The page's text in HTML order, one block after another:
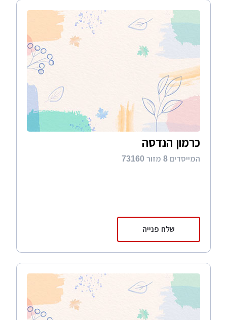
כרמון הנדסה
המייסדים 8 מזור 73160
שלח פנייה